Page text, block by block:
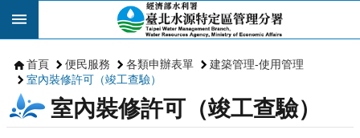
跳到主要內容區塊
首頁 便民服務 各類申辦表單
建築管理-使用管理
室內裝修許可（竣工查驗）
室內裝修許可（竣工查驗）